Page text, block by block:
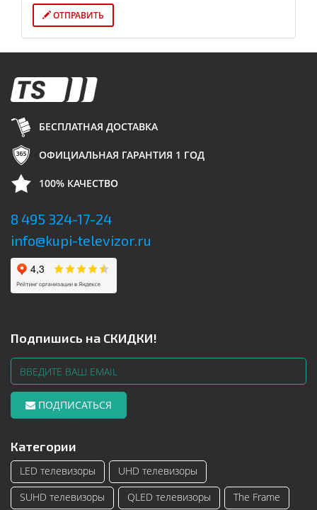
ОТПРАВИТЬ
БЕСПЛАТНАЯ ДОСТАВКА
ОФИЦИАЛЬНАЯ ГАРАНТИЯ 1 ГОД
100% КАЧЕСТВО
8 495 324-17-24
info@kupi-televizor.ru
Подпишись на СКИДКИ!
ПОДПИСАТЬСЯ
Категории
LED телевизоры
UHD телевизоры
SUHD телевизоры
QLED телевизоры
The Frame